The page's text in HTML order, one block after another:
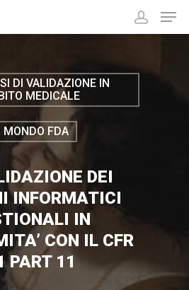
or ESC to close
DI VALIDAZIONE IN
MEDICALE
MONDO FDA
DEI
INFORMATICI
IN
CON IL CFR
PART 11